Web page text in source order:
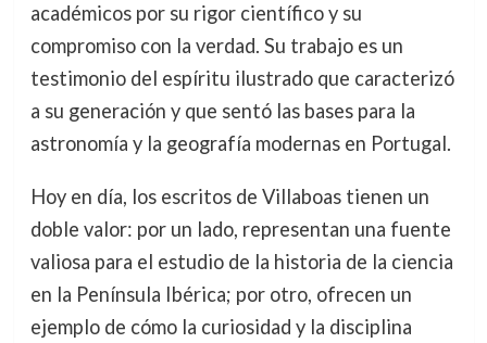
académicos por su rigor científico y su
compromiso con la verdad. Su trabajo es un
testimonio del espíritu ilustrado que caracterizó
a su generación y que sentó las bases para la
astronomía y la geografía modernas en Portugal.
Hoy en día, los escritos de Villaboas tienen un
doble valor: por un lado, representan una fuente
valiosa para el estudio de la historia de la ciencia
en la Península Ibérica; por otro, ofrecen un
ejemplo de cómo la curiosidad y la disciplina